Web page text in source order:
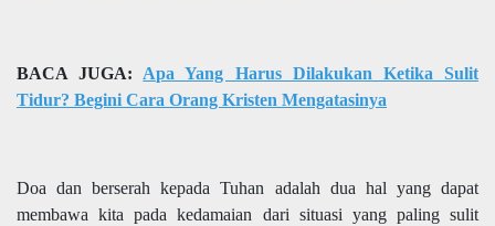
BACA JUGA: Apa Yang Harus Dilakukan Ketika Sulit
Tidur? Begini Cara Orang Kristen Mengatasinya
Doa dan berserah kepada Tuhan adalah dua hal yang dapat
membawa kita pada kedamaian dari situasi yang paling sulit